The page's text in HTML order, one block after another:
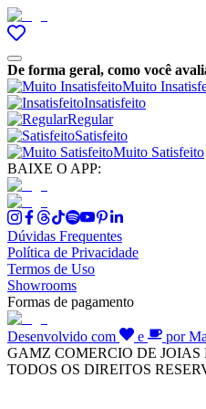
De forma geral, como você
Muito
Insatisfeito
Regular
Satisfeito
Muito Satisfeito
BAIXE O APP:
Dúvidas Frequentes
Política de Privacidade
Termos de Uso
Showrooms
Formas de pagamento
Desenvolvido com e
por
GAMZ COMERCIO DE JOIAS
TODOS OS DIREITOS